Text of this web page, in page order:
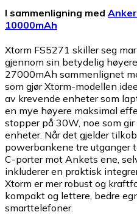
I sammenligning med
10000mAh
Xtorm FS5271 skiller seg
gjennom sin betydelig
27000mAh sammenlignet
som gjør Xtorm-modellen
av krevende enheter som
en mye høyere maksimal
stopper på 30W, noe som
enheter. Når det gjelder
powerbankene tre utganger
C-porter mot Ankets ene,
inkluderer en praktisk
Xtorm er mer robust og
kompakt og lettere, bedre
smarttelefoner.